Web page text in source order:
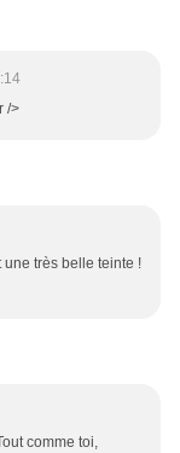
/>
une très belle teinte !
comme toi,